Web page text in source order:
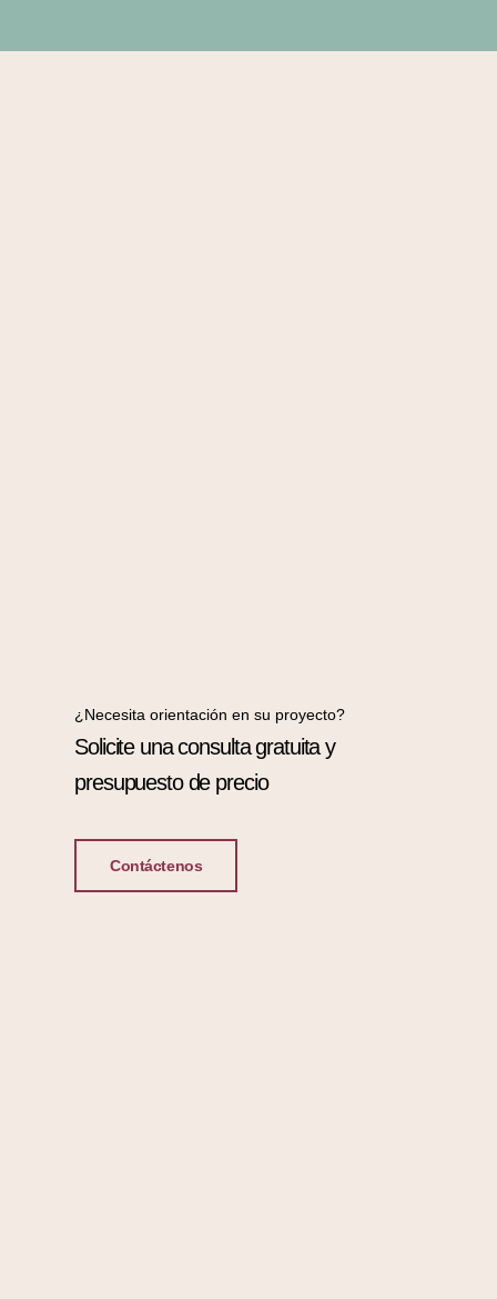
¿Necesita orientación en su proyecto?
Solicite una consulta gratuita y
presupuesto de precio
Contáctenos